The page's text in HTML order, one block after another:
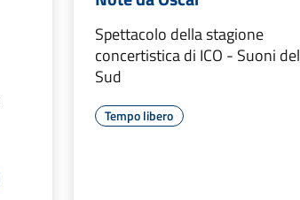
Spettacolo della stagione
concertistica di ICO - Suoni del
Sud
Tempo libero